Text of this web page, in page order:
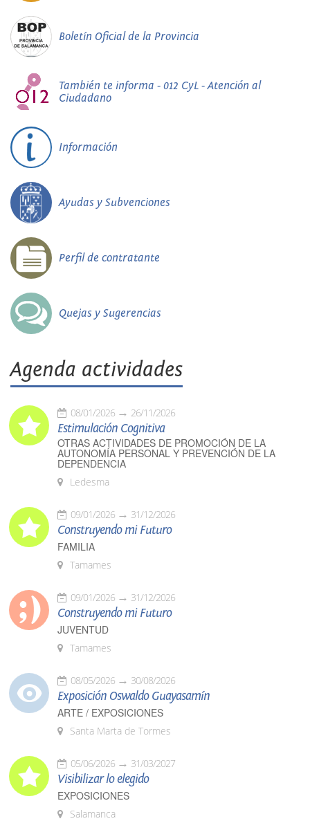
Boletín Oficial de la Provincia
También te informa - 012 CyL - Atención al
Ciudadano
Información
Ayudas y Subvenciones
Perfil de contratante
Quejas y Sugerencias
Agenda actividades
08/01/2026 26/11/2026
Estimulación Cognitiva
OTRAS ACTIVIDADES DE PROMOCIÓN DE LA
AUTONOMÍA PERSONAL Y PREVENCIÓN DE LA
DEPENDENCIA
Ledesma
09/01/2026 31/12/2026
Construyendo mi Futuro
FAMILIA
Tamames
09/01/2026 31/12/2026
Construyendo mi Futuro
JUVENTUD
Tamames
08/05/2026 30/08/2026
Exposición Oswaldo Guayasamín
ARTE / EXPOSICIONES
Santa Marta de Tormes
05/06/2026 31/03/2027
Visibilizar lo elegido
EXPOSICIONES
Salamanca